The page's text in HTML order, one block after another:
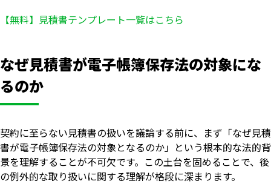
【無料】見積書テンプレート一覧はこちら
なぜ見積書が電子帳簿保存法の対象にな
るのか
契約に至らない見積書の扱いを議論する前に、まず「なぜ見積
書が電子帳簿保存法の対象となるのか」という根本的な法的背
景を理解することが不可欠です。この土台を固めることで、後
の例外的な取り扱いに関する理解が格段に深まります。